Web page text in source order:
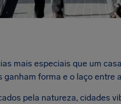
mais especiais que um
ganham forma e o laço entre
pela natureza, cidades